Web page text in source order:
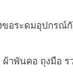
ะดมอุปกรณ์กั
คอ ถุงมือ รว